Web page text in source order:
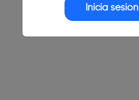
Inicia sesión